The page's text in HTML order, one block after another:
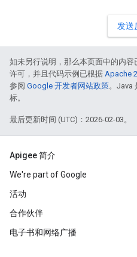
发送
如未另行说明，那么本页面中的内容
许可，并且代码示例已根据 Apache
参阅 Google 开发者网站政策。Java
标。
最后更新时间 (UTC)：2026-02-03。
Apigee 简介
We're part of Google
活动
合作伙伴
电子书和网络广播